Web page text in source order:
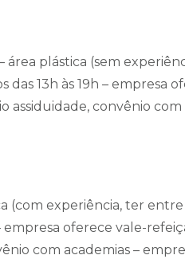
plástica (sem
das 13h às 19h – empresa
assiduidade, convênio com
(com experiência, ter entre
empresa oferece vale-
com academias –